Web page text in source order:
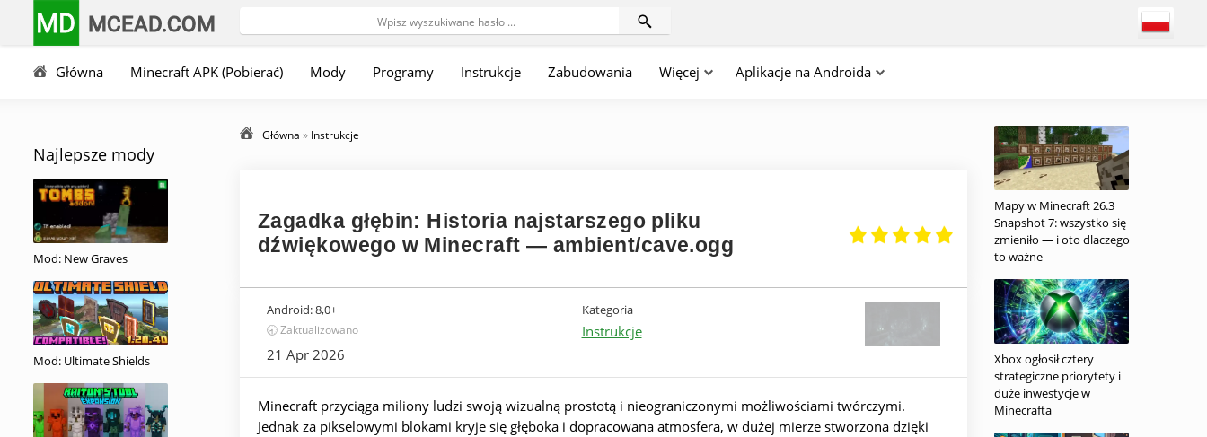
MD MCEAD.COM
Główna Minecraft APK (Pobierać) Mody Programy Instrukcje Zabudowania Więcej Aplikacje na Androida
Najlepsze mody
Mod: New Graves
Mod: Ultimate Shields
Główna » Instrukcje
Zagadka głębin: Historia najstarszego pliku
dźwiękowego w Minecraft — ambient/cave.ogg
Android:8,0+
🕣 Zaktualizowano
21 Apr 2026
Kategoria
Instrukcje
Minecraft przyciąga miliony ludzi swoją wizualną prostotą i nieograniczonymi możliwościami twórczymi.
Jednak za pikselowymi blokami kryje się głęboka i dopracowana atmosfera, w dużej mierze stworzona dzięki
Mapy w Minecraft 26.3
Snapshot 7: wszystko się
zmieniło — i oto dlaczego
to ważne
Xbox ogłosił cztery
strategiczne priorytety i
duże inwestycje w
Minecrafta